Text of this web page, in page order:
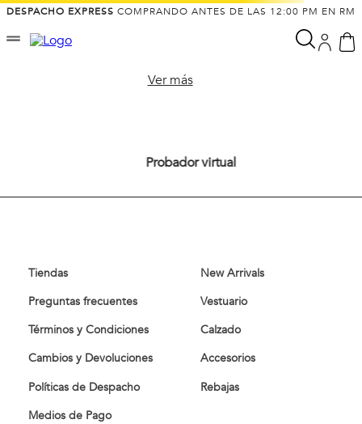
DESPACHO EXPRESS COMPRANDO ANTES DE LAS 12:00 PM EN RM
Ver más
Probador virtual
Tiendas
Preguntas frecuentes
Términos y Condiciones
Cambios y Devoluciones
Políticas de Despacho
Medios de Pago
New Arrivals
Vestuario
Calzado
Accesorios
Rebajas